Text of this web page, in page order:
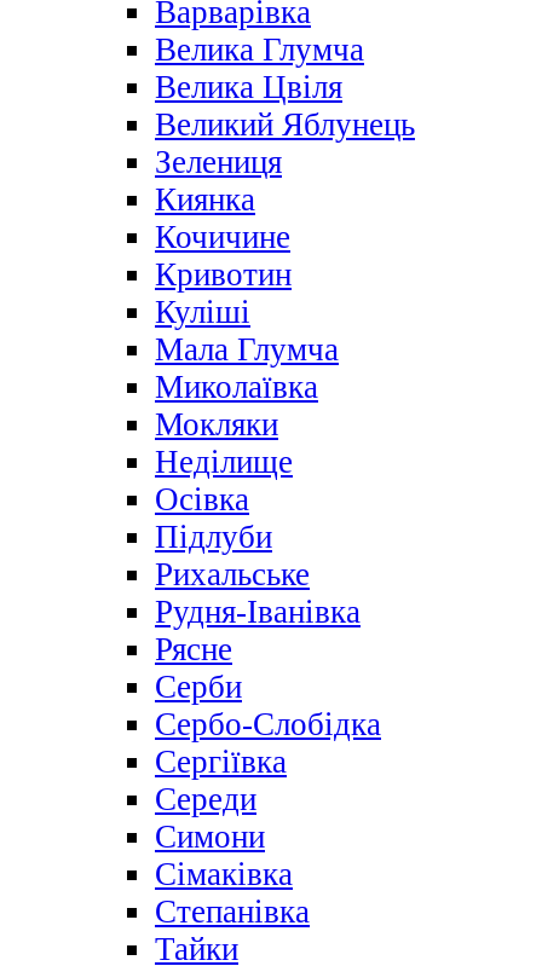
Варварівка
Велика Глумча
Велика Цвіля
Великий Яблунець
Зелениця
Киянка
Кочичине
Кривотин
Куліші
Мала Глумча
Миколаївка
Мокляки
Неділище
Осівка
Підлуби
Рихальське
Рудня-Іванівка
Рясне
Серби
Сербо-Слобідка
Сергіївка
Середи
Симони
Сімаківка
Степанівка
Тайки